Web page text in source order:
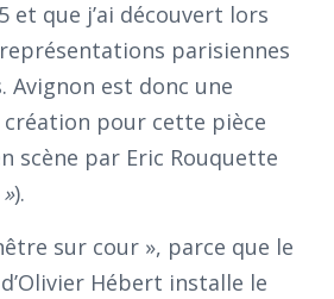
et que j’ai découvert lors
représentations parisiennes
Avignon est donc une
création pour cette pièce
scène par Eric Rouquette
).
sur cour », parce que le
Hébert installe le